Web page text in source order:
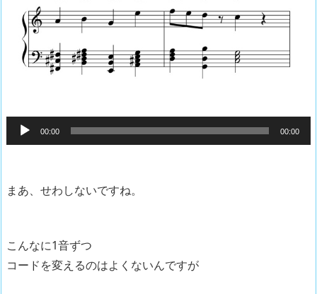
声
レ
ー
00:00 00:00
まあ、せわしないですね。
こんなに1音ずつ
コードを変えるのはよくないんですが